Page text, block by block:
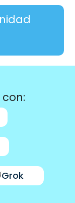
Grok